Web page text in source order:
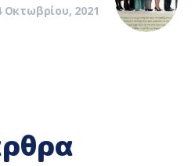
Οκτωβρίου, 2021